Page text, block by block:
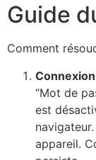
Guide
Comment
“Mot de
est
appareil.